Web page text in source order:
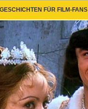
FÜR FILM-FANS